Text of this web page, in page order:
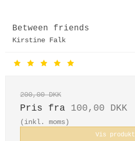
Between friends
Kirstine Falk
200,00 DKK
Pris fra 100,00 DKK
(inkl. moms)
Vis produkt